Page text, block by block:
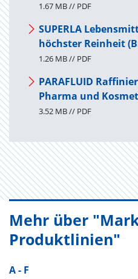
1.67 MB // PDF
SUPERLA
höchster Reinheit
1.26 MB // PDF
PARAFLUID
Pharma und
3.52 MB // PDF
Mehr über
Produktlinien"
A - F